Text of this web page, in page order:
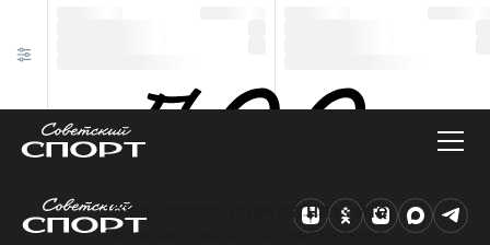
Техническая ошибка на сайте
Произошла ошибка. Чтобы найти нужную